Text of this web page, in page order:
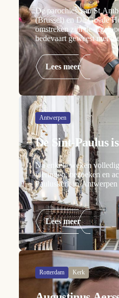
De parochies van St
(Brussel) en De Goede
omstreken zijn de
bedevaart geweest met
Lees meer
Antwerpen
De Sint-Paulus
Na enkele weken
vieringen, bezoeken en
Pauluskerk in
Lees meer
Rotterdam Kerk